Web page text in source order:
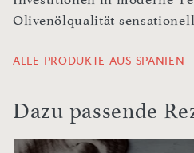
Olivenölqualität
ALLE PRODUKTE AUS SPANIEN
Dazu passende